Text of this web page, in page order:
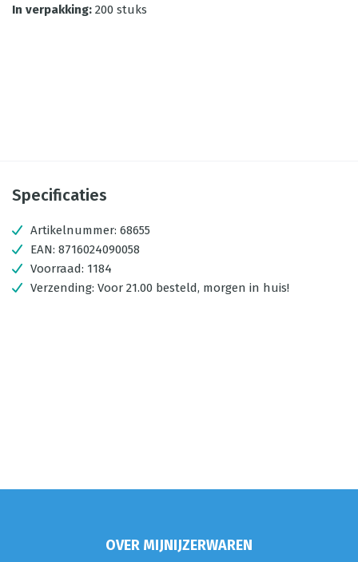
In verpakking: 200 stuks
Specificaties
Artikelnummer: 68655
EAN: 8716024090058
Voorraad: 1184
Verzending: Voor 21.00 besteld, morgen in huis!
OVER MIJNIJZERWAREN